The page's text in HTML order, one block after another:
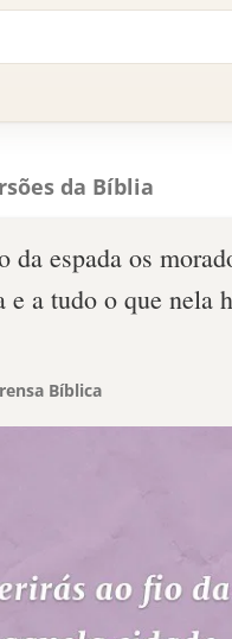
da Bíblia
da espada os
a tudo o que nela
Bíblica